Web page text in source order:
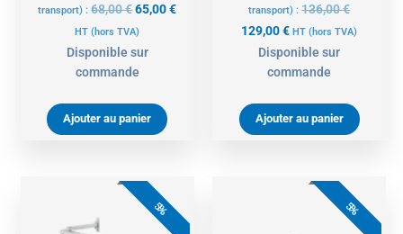
transport) :68,00€65,00€
HT (hors TVA)
Disponible sur
commande
Ajouter au panier
transport) :136,00€
129,00€ HT (hors TVA)
Disponible sur
commande
Ajouter au panier
5%
prix
initial
actuel
5%
prix
initial